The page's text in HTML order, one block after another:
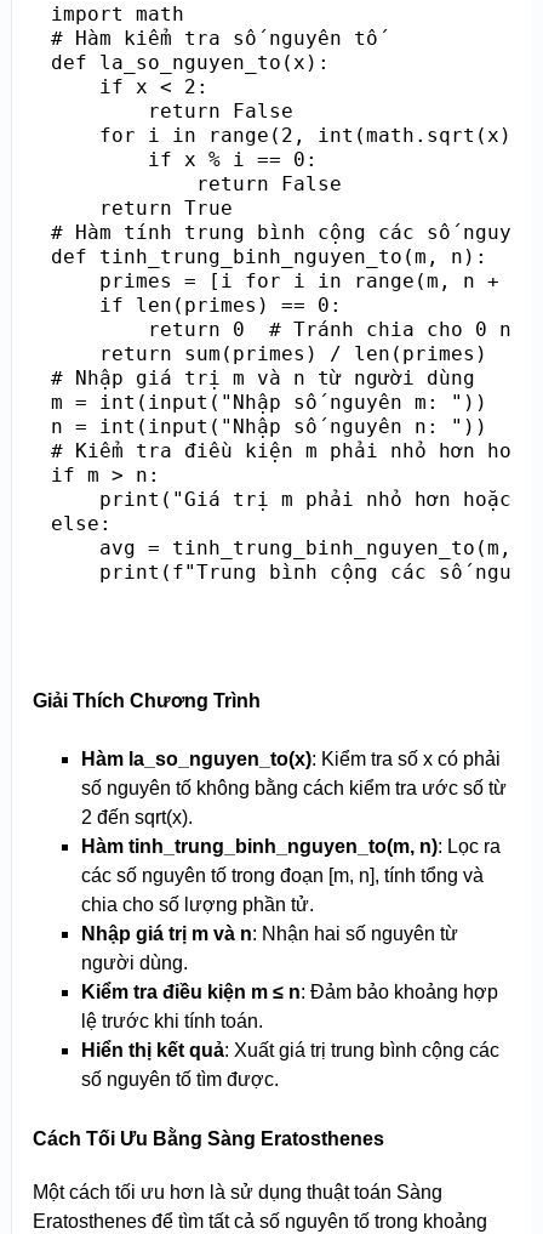
import math
# Hàm kiểm tra số nguyên tố
def la_so_nguyen_to(x):
if x < 2:
return False
for i in range(2, int(math.sqrt(x))
if x % i == 0:
return False
return True
# Hàm tính trung bình cộng các số
def tinh_trung_binh_nguyen_to(m, n):
primes = [i for i in range(m, n + 1)
if len(primes) == 0:
return 0  # Tránh chia cho 0 nếu
return sum(primes) / len(primes)
# Nhập giá trị m và n từ người dùng
m = int(input("Nhập số nguyên m: "))
n = int(input("Nhập số nguyên n: "))
# Kiểm tra điều kiện m phải nhỏ hơn hoặc
if m > n:
print("Giá trị m phải nhỏ hơn hoặc
else:
avg = tinh_trung_binh_nguyen_to(m,
print(f"Trung bình cộng các số
Giải Thích Chương Trình
Hàm la_so_nguyen_to(x): Kiểm tra số x có phải
số nguyên tố không bằng cách kiểm tra ước số từ
2 đến sqrt(x).
Hàm tinh_trung_binh_nguyen_to(m, n): Lọc ra
các số nguyên tố trong đoạn [m, n], tính tổng và
chia cho số lượng phần tử.
Nhập giá trị m và n: Nhận hai số nguyên từ
người dùng.
Kiểm tra điều kiện m ≤ n: Đảm bảo khoảng hợp
lệ trước khi tính toán.
Hiển thị kết quả: Xuất giá trị trung bình cộng các
số nguyên tố tìm được.
Cách Tối Ưu Bằng Sàng Eratosthenes
Một cách tối ưu hơn là sử dụng thuật toán Sàng
Eratosthenes để tìm tất cả số nguyên tố trong khoảng